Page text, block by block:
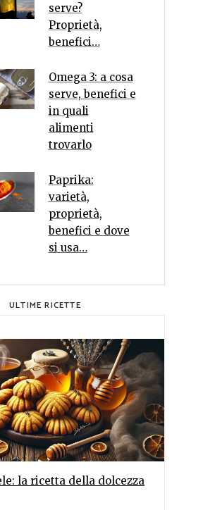
serve?
Proprietà,
benefici…
Omega 3: a cosa
serve, benefici e
in quali
alimenti
trovarlo
Paprika:
varietà,
proprietà,
benefici e dove
si usa…
ULTIME RICETTE
la ricetta della dolcezza